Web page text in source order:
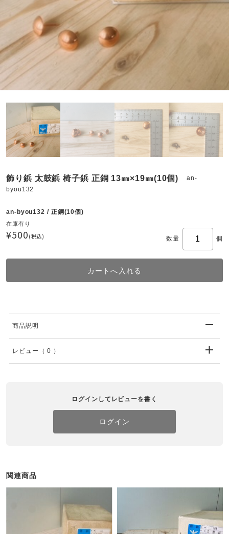
飾り鋲 太鼓鋲 椅子鋲 正銅 13㎜×19㎜(10個)
an-
byou132
an-byou132 / 正銅(10個)
在庫有り
¥500 (税込) 数量 個
商品説明
レビュー （ 0 ）
ログインしてレビューを書く
ログイン
関連商品